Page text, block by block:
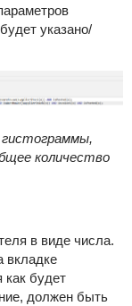
указано/
количество
в виде числа.
вкладке
как будет
должен быть